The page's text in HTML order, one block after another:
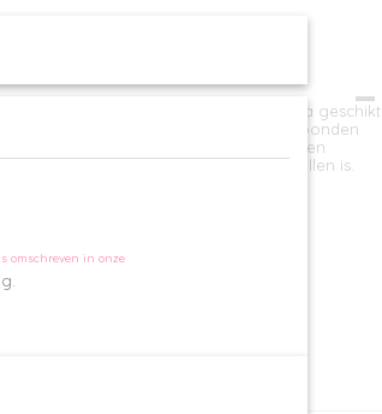
zacht suède wat deze halsband extra geschikt
De halsband is aan de voorkant verbonden
diamanten. Daarnaast is hij extra smal en
waardoor deze gemakkelijk te verstellen is.
omschreven in onze